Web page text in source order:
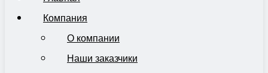
Компания
О компании
Наши заказчики